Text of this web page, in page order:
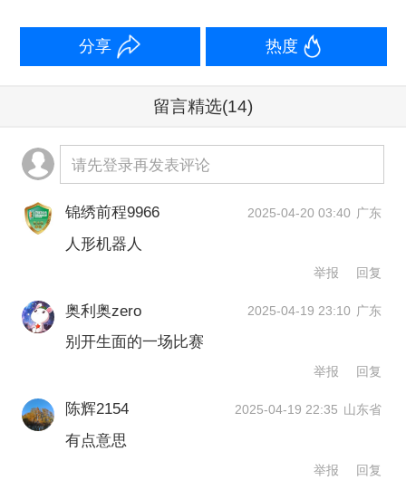
有所升级，在得知比赛消息后，
CASBOT SE就已经在实验室进行测
在CASBOT SE跑步时，在旁边陪跑的
工程师们一边防止机器人摔倒，一边记
录续航、耐久和稳定性等数据。在实际
的比赛中，CASBOT SE也实现了较高
的稳定性，没有出现摔倒等意外情况。
灵宝CASBOT 联合创始人、COO张淼向
第一财经记者透露，2025年，灵宝将实
分享 热度
留言精选(14)
请先登录再发表评论
锦绣前程9966 2025-04-20 03:40 广东
人形机器人
举报 回复
奥利奥zero 2025-04-19 23:10 广东
别开生面的一场比赛
举报 回复
陈辉2154 2025-04-19 22:35 山东省
有点意思
举报 回复